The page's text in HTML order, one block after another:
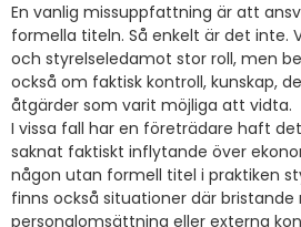
En vanlig missuppfattning är att
formella titeln. Så enkelt är det inte.
och styrelseledamot stor roll, men
också om faktisk kontroll, kunskap,
åtgärder som varit möjliga att vidta.
I vissa fall har en företrädare haft
saknat faktiskt inflytande över
någon utan formell titel i praktiken
finns också situationer där bristande
personalomsättning eller externa